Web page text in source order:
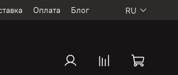
Оплата Блог RU